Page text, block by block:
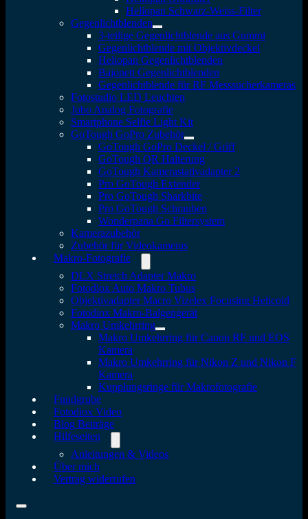
Heliopan Schwarz-Weiss-Filter
Gegenlichtblenden
3-teilige Gegenlichtblende aus Gummi
Gegenlichtblende mit Objektivdeckel
Heliopan Gegenlichtblenden
Bajonett Gegenlichtblenden
Gegenlichtblende für RF Messsucherkameras
Fotostudio LED Leuchten
Jobo Analog Fotografie
Smartphone Selfie Light Kit
GoTough GoPro Zubehör
GoTough GoPro Deckel / Griff
GoTough QR Halterung
GoTough Kamerastativadapter 2
Pro GoTough Extender
Pro GoTough Sharkbite
Pro GoTough Schrauben
Wonderpana Go Filtersystem
Kamerazubehör
Zubehör für Videokameras
Makro-Fotografie
DLX Stretch Adapter Makro
Fotodiox Auto Makro Tubus
Objektivadapter Macro Vizelex Focusing Helicoid
Fotodiox Makro-Balgengerät
Makro Umkehrring
Makro Umkehrring für Canon RF und EOS
Kamera
Makro Umkehrring für Nikon Z und Nikon F
Kamera
Kupplungsringe für Makrofotografie
Fundgrube
Fotodiox Video
Blog Beiträge
Hilfeseiten
Anleitungen & Videos
Über mich
Vertrag widerrufen